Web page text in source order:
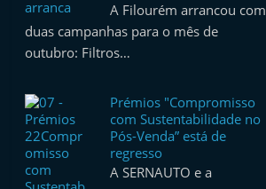
A Filourém arrancou com
duas campanhas para o mês de
outubro: Filtros…
Prémios "Compromisso
com Sustentabilidade no
Pós-Venda” está de
regresso
A SERNAUTO e a